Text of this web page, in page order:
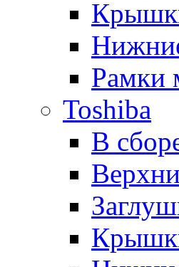
Рамки
Toshiba
В